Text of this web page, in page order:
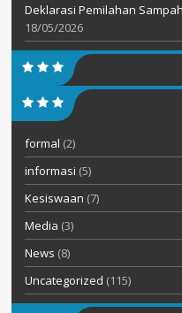
Deklarasi Pemilahan
18/05/2026
formal (2)
informasi (5)
Kesiswaan (7)
Media (3)
News (8)
Uncategorized (115)